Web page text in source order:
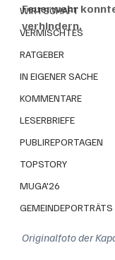
WIRTSCHAFT
VERMISCHTES
RATGEBER
IN EIGENER SACHE
KOMMENTARE
LESERBRIEFE
PUBLIREPORTAGEN
TOPSTORY
MUGA'26
GEMEINDEPORTRÄTS
Feuerwehr
verhindern.
Originalfoto der